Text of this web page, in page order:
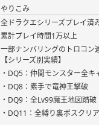
やりこみ
全ドラクエシリーズプレイ済
累計プレイ時間1万以上
一部ナンバリングのトロコン
【シリーズ別実績】
・DQ5：仲間モンスター全
・DQ8：素手で竜神王撃破
・DQ9：全Lv99魔王地図踏破
・DQ11：全縛り裏ボスクリア